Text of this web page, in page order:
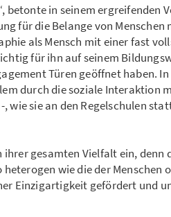
betonte in seinem ergreifenden
für die Belange von Menschen
als Mensch mit einer fast
für ihn auf seinem
Türen geöffnet haben. In
durch die soziale Interaktion
wie sie an den Regelschulen
gesamten Vielfalt ein, denn
wie die der Menschen
Einzigartigkeit gefördert und